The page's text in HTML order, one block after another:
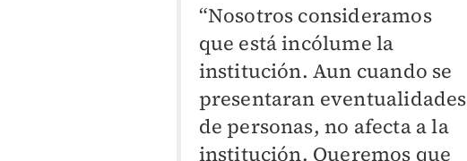
“Nosotros consideramos
que está incólume la
institución. Aun cuando se
presentaran eventualidades
de personas, no afecta a la
institución. Queremos que